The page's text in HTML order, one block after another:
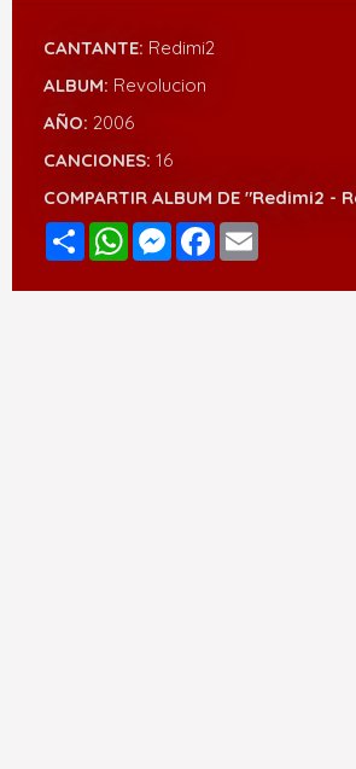
CANTANTE: Redimi2
ALBUM: Revolucion
AÑO: 2006
CANCIONES: 16
COMPARTIR ALBUM DE "Redimi2 -
Compartir
WhatsAppMessenger
Facebook